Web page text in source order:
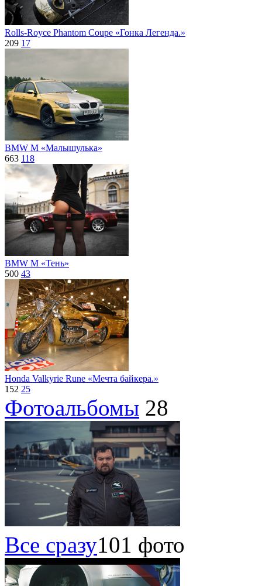
Rolls-Royce Phantom Coupe «Гонка Легенда.»
209 17
BMW M «Малышулька»
663 118
BMW M «Тень»
500 43
Honda Valkyrie Rune «Мечта байкера.»
152 25
Фотоальбомы 28
Все сразу101 фото